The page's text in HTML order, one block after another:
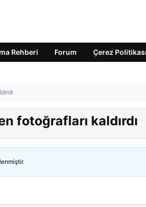
Rehberi Forum Çerez Politikası
fotoğrafları kaldırdı